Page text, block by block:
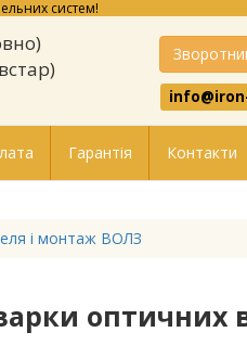
систем!
Гарантія Контакти
і монтаж ВОЛЗ
оптичних